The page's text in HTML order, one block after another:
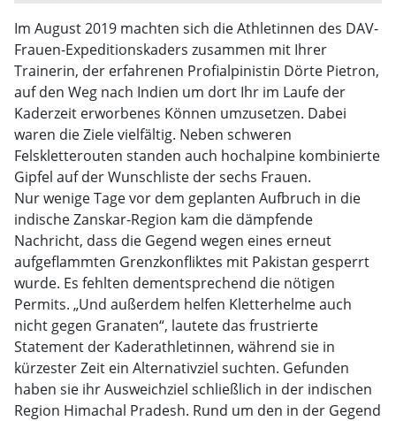
Im August 2019 machten sich die Athletinnen des DAV-
Frauen-Expeditionskaders zusammen mit Ihrer
Trainerin, der erfahrenen Profialpinistin Dörte Pietron,
auf den Weg nach Indien um dort Ihr im Laufe der
Kaderzeit erworbenes Können umzusetzen. Dabei
waren die Ziele vielfältig. Neben schweren
Felskletterouten standen auch hochalpine kombinierte
Gipfel auf der Wunschliste der sechs Frauen.
Nur wenige Tage vor dem geplanten Aufbruch in die
indische Zanskar-Region kam die dämpfende
Nachricht, dass die Gegend wegen eines erneut
aufgeflammten Grenzkonfliktes mit Pakistan gesperrt
wurde. Es fehlten dementsprechend die nötigen
Permits. „Und außerdem helfen Kletterhelme auch
nicht gegen Granaten“, lautete das frustrierte
Statement der Kaderathletinnen, während sie in
kürzester Zeit ein Alternativziel suchten. Gefunden
haben sie ihr Ausweichziel schließlich in der indischen
Region Himachal Pradesh. Rund um den in der Gegend